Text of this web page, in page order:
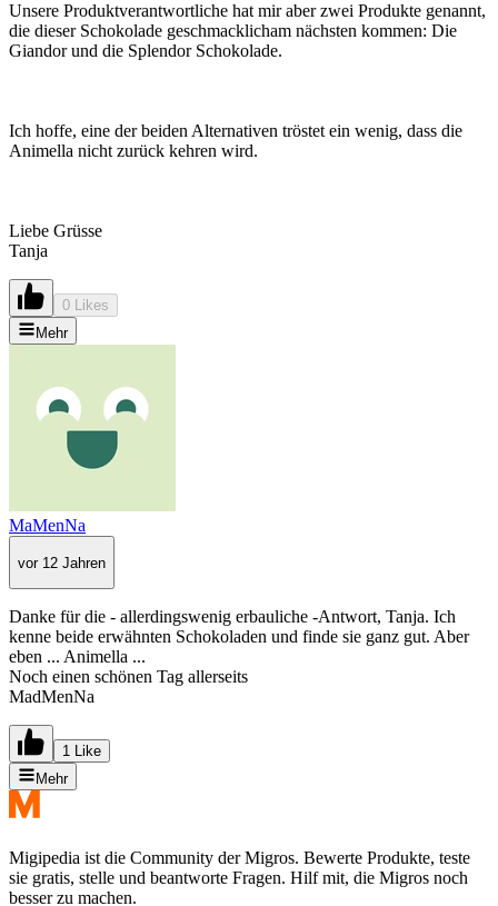
Unsere Produktverantwortliche hat mir aber zwei Produkte genannt,
die dieser Schokolade geschmacklicham nächsten kommen: Die
Giandor und die Splendor Schokolade.
Ich hoffe, eine der beiden Alternativen tröstet ein wenig, dass die
Animella nicht zurück kehren wird.
Liebe Grüsse
Tanja
0 Likes
Mehr
MaMenNa
vor 12 Jahren
Danke für die - allerdingswenig erbauliche -Antwort, Tanja. Ich
kenne beide erwähnten Schokoladen und finde sie ganz gut. Aber
eben ... Animella ...
Noch einen schönen Tag allerseits
MadMenNa
1 Like
Mehr
Migipedia ist die Community der Migros. Bewerte Produkte, teste
sie gratis, stelle und beantworte Fragen. Hilf mit, die Migros noch
besser zu machen.